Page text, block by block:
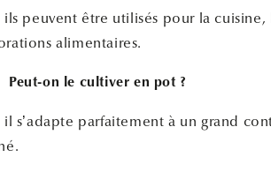
ils peuvent être utilisés pour la cuisine,
alimentaires.
Peut-on le cultiver en pot ?
il s’adapte parfaitement à un grand